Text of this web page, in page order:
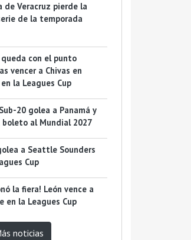
de Veracruz pierde la
de la temporada
queda con el punto
vencer a Chivas en
la Leagues Cup
20 golea a Panamá y
boleto al Mundial 2027
a Seattle Sounders
Cup
la fiera! León vence a
en la Leagues Cup
noticias